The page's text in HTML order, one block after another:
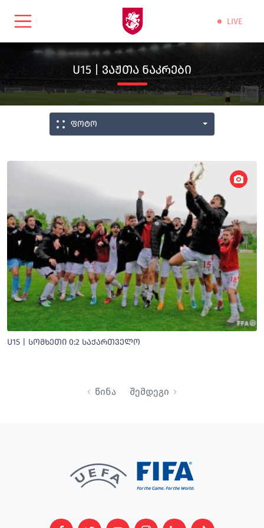
LIVE
U15 | ᲕᲐᲟᲗᲐ ᲜᲐᲙᲠᲔᲑᲘ
ფოტო
U15 | ᲡᲝᲛᲮᲔᲗᲘ 0:2 ᲡᲐᲥᲐᲠᲗᲕᲔᲚᲝ
წინა შემდეგი